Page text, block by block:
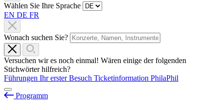
Wählen Sie Ihre Sprache
EN DE FR
Wonach suchen Sie?
Versuchen wir es noch einmal! Wären einige der folgenden
Stichwörter hilfreich?
Führungen Ihr erster Besuch Ticketinformation PhilaPhil
Programm